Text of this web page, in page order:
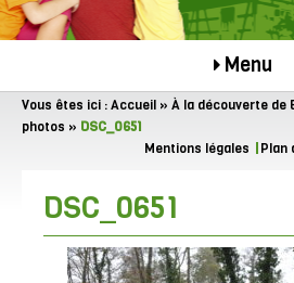
Menu
Vous êtes ici :Accueil » À la découverte de
photos » DSC_0651
Mentions légales
Plan
DSC_0651